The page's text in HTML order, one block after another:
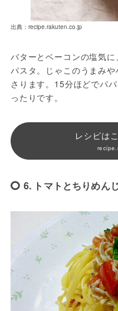
出典：recipe.rakuten.co.jp
バターとベーコンの塩気
パスタ。じゃこのうまみ
さります。15分ほどでパ
ったりです。
レシピは
6. トマトとちりめん